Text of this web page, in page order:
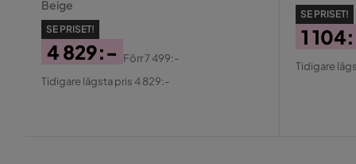
Beige
SE PRISET!
Pris
4 829:-
Original
Förr7 499:-
Tidigare lägsta pris 4 829:-
SE PRISET!
Pris
1
Tidigare